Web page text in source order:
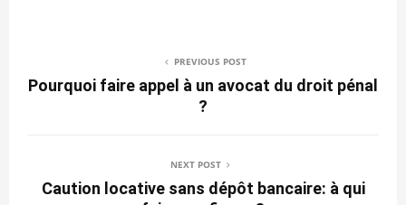
PREVIOUS POST
Pourquoi faire appel à un avocat du droit pénal
?
NEXT POST
Caution locative sans dépôt bancaire: à qui